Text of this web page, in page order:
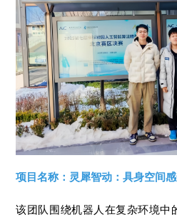
项目名称：灵犀智动：具身空间
该团队围绕机器人在复杂环境中